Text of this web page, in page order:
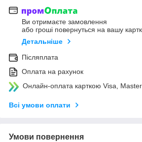
Ви отримаєте замовлення
або гроші повернуться на вашу
Детальніше
Післяплата
Оплата на рахунок
Онлайн-оплата карткою Visa,
Всі умови оплати
Умови повернення